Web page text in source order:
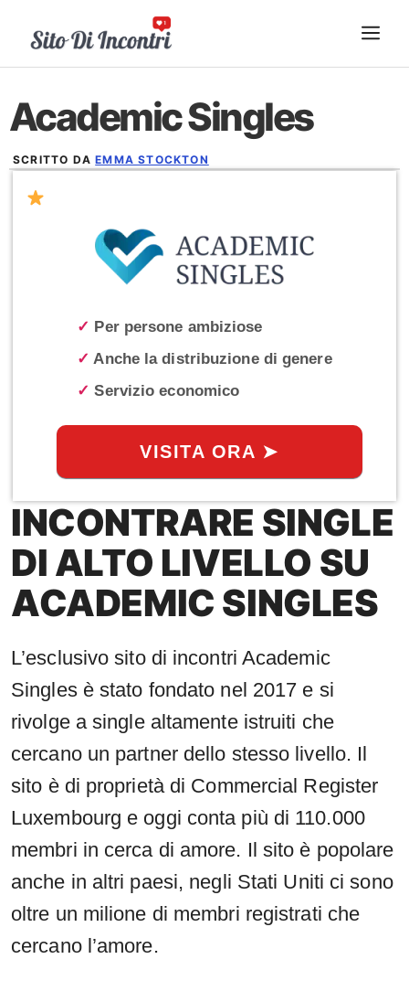
Academic Singles
SCRITTO DAEMMA STOCKTON
✓ Per persone ambiziose
✓ Anche la distribuzione di genere
✓ Servizio economico
VISITA ORA ➤
INCONTRARE SINGLE
DI ALTO LIVELLO SU
ACADEMIC SINGLES
L’esclusivo sito di incontri Academic
Singles è stato fondato nel 2017 e si
rivolge a single altamente istruiti che
cercano un partner dello stesso livello. Il
sito è di proprietà di Commercial Register
Luxembourg e oggi conta più di 110.000
membri in cerca di amore. Il sito è popolare
anche in altri paesi, negli Stati Uniti ci sono
oltre un milione di membri registrati che
cercano l’amore.